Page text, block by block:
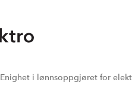
Enighet i lønnsoppgjøret for